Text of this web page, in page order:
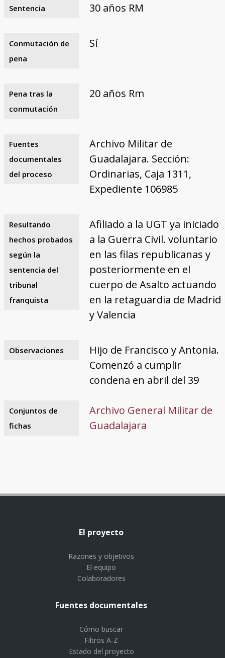
Sentencia 30 años RM
Conmutación de
pena
Sí
Pena tras la
conmutación
20 años Rm
Fuentes
documentales
del proceso
Archivo Militar de
Guadalajara. Sección:
Ordinarias, Caja 1311,
Expediente 106985
Resultando
hechos probados
según la
sentencia del
tribunal
franquista
Afiliado a la UGT ya iniciado
a la Guerra Civil. voluntario
en las filas republicanas y
posteriormente en el
cuerpo de Asalto actuando
en la retaguardia de Madrid
y Valencia
Observaciones
Hijo de Francisco y Antonia.
Comenzó a cumplir
condena en abril del 39
Conjuntos de
fichas
Archivo General Militar de
Guadalajara
El proyecto
Razones y objetivos
El equipo
Colaboradores
Fuentes documentales
Cómo buscar
Filtros A-Z
Estado del proyecto